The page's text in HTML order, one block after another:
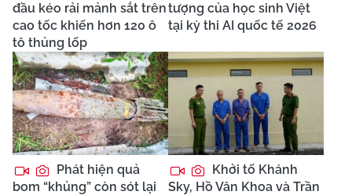
đầu kéo rải mảnh sắt trên
cao tốc khiến hơn 120 ô
tô thủng lốp
tượng của học sinh Việt
tại kỳ thi AI quốc tế 2026
Phát hiện quả
bom “khủng” còn sót lại
Khởi tố Khánh
Sky, Hồ Văn Khoa và Trần